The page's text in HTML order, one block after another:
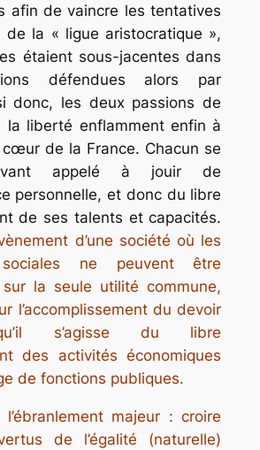
afin de vaincre les tentatives
de la « ligue aristocratique »,
étaient sous-jacentes dans
défendues alors par
donc, les deux passions de
la liberté enflamment enfin à
de la France. Chacun se
appelé à jouir de
personnelle, et donc du libre
de ses talents et capacités.
d’une société où les
sociales ne peuvent être
la seule utilité commune,
l’accomplissement du devoir
s’agisse du libre
des activités économiques
de fonctions publiques.
majeur : croire
de l’égalité (naturelle)